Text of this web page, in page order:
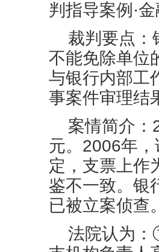
判指导案例·
裁判要点：
不能免除单位
与银行内部工
事案件审理结
案情简介：
元。2006年
定，支票上作
鉴不一致。银
已被立案侦查
法院认为：